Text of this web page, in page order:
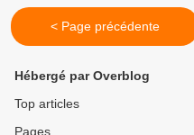
< Page précédente
Hébergé par Overblog
Top articles
Pages